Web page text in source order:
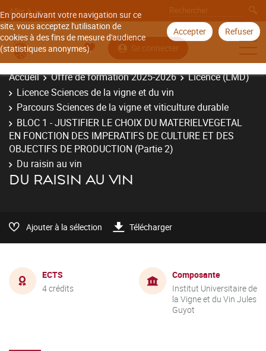
En poursuivant votre navigation sur ce
site, vous acceptez l'utilisation de
cookies à des fins de mesure d'audience
(statistiques anonymes).
Accepter Refuser
Aller à
Se connecter
Accueil Offre de formation 2025-2026
Licence (LMD)
Licence Sciences de la vigne et du vin
Parcours Sciences de la vigne et viticulture durable
BLOC 1 - JUSTIFIER LE CHOIX DU MATERIELVEGETAL
EN FONCTION DES IMPERATIFS DE CULTURE ET DES
OBJECTIFS DE PRODUCTION (Partie 2)
Du raisin au vin
DU RAISIN AU VIN
Ajouter à la sélection Télécharger
ECTS
4 crédits
Composante
Institut Universitaire de
la Vigne et du Vin Jules
Guyot